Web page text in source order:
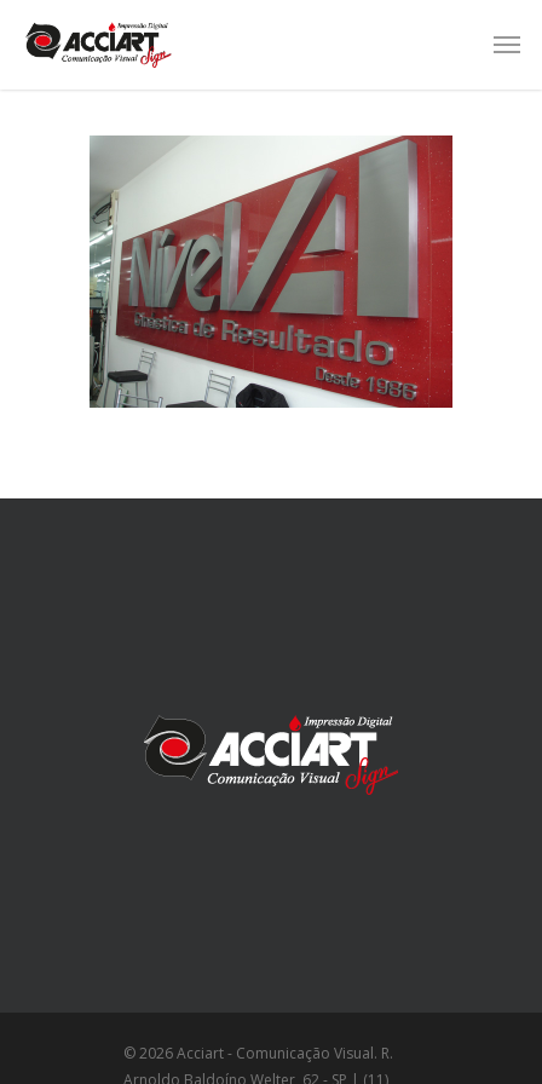
© 2026 Acciart - Comunicação Visual. R.
Arnoldo Baldoíno Welter, 62 - SP | (11)